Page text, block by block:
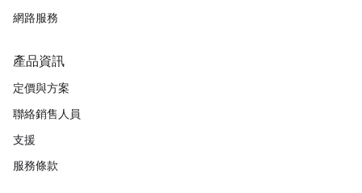
網路服務
產品資訊
定價與方案
聯絡銷售人員
支援
服務條款